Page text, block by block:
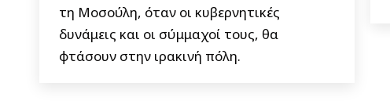
τη Μοσούλη, όταν οι κυβερνητικές
δυνάμεις και οι σύμμαχοί τους, θα
φτάσουν στην ιρακινή πόλη.